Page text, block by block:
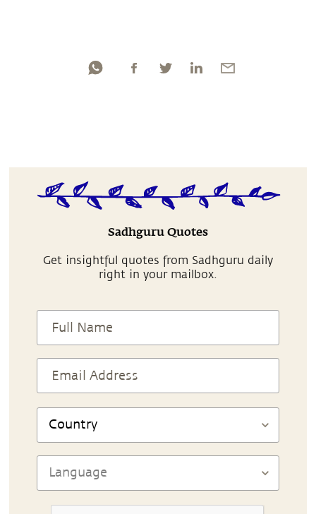
Sadhguru Quotes
Get insightful quotes from Sadhguru daily
right in your mailbox.